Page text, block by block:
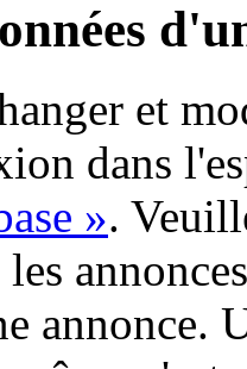
et
dans
».
annonce.